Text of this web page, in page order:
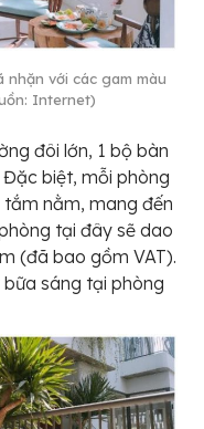
với các gam màu
Internet)
đôi lớn, 1 bộ bàn
biệt, mỗi phòng
nằm, mang đến
tại đây sẽ dao
(đã bao gồm VAT).
sáng tại phòng